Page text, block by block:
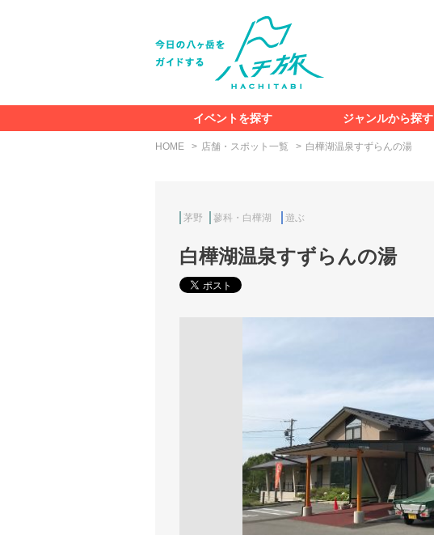
イベントを探す
ジャンルから探す
食べる
見る
知る
遊ぶ
特集＆レポート
HOME 店舗・スポット一覧 白樺湖温泉すずらんの湯
茅野 蓼科・白樺湖 遊ぶ
白樺湖温泉すずらんの湯